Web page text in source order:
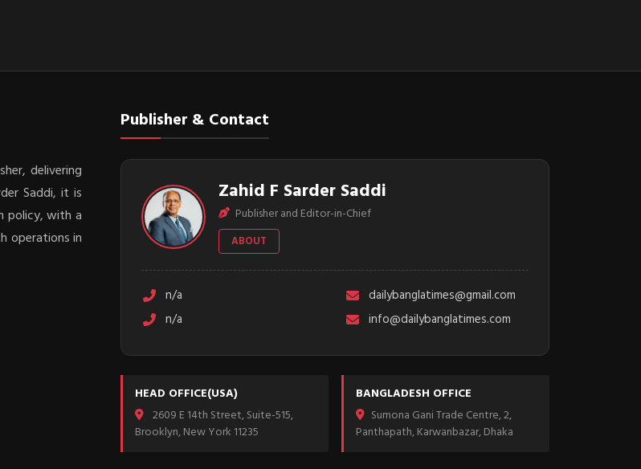
delivering
Saddi, it is
policy, with a
operations in
Publisher & Contact
Zahid F Sarder Saddi
Publisher and Editor-in-Chief
ABOUT
n/a
n/a
dailybanglatimes@gmail.com
info@dailybanglatimes.com
HEAD OFFICE(USA)
2609 E 14th Street, Suite-515,
Brooklyn, New York 11235
BANGLADESH OFFICE
Sumona Gani Trade Centre, 2,
Panthapath, Karwanbazar, Dhaka